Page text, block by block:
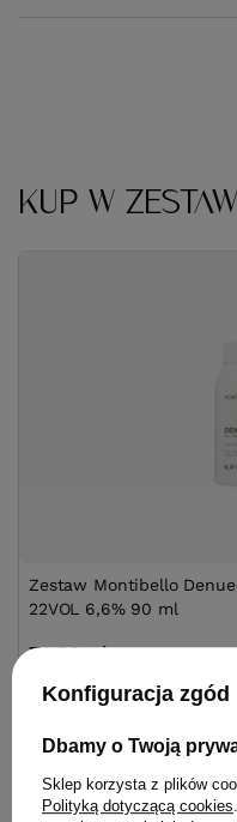
KUP W
Zestaw Montibello
22VOL 6,6% 90 ml
71,80 zł
49.90pkt.
Konfiguracja zgód
Dbamy o Twoją
Sklep korzysta z plików
Polityką dotyczącą cookies